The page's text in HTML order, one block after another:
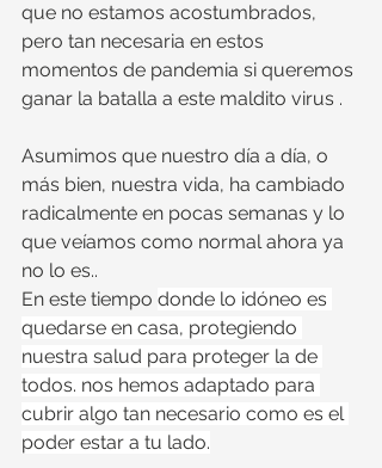
que no estamos acostumbrados,
pero tan necesaria en estos
momentos de pandemia si queremos
ganar la batalla a este maldito virus .
Asumimos que nuestro día a día, o
más bien, nuestra vida, ha cambiado
radicalmente en pocas semanas y lo
que veíamos como normal ahora ya
no lo es..
En este tiempo donde lo idóneo es
quedarse en casa, protegiendo
nuestra salud para proteger la de
todos. nos hemos adaptado para
cubrir algo tan necesario como es el
poder estar a tu lado.